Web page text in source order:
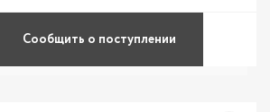
Сообщить о поступлении